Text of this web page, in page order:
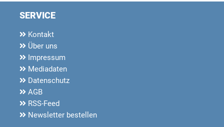
SERVICE
Kontakt
Über uns
Impressum
Mediadaten
Datenschutz
AGB
RSS-Feed
Newsletter bestellen